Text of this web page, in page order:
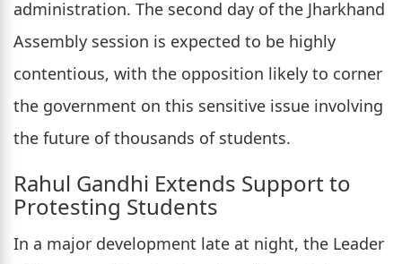
administration. The second day of the Jharkhand
Assembly session is expected to be highly
contentious, with the opposition likely to corner
the government on this sensitive issue involving
the future of thousands of students.
Rahul Gandhi Extends Support to
Protesting Students
In a major development late at night, the Leader